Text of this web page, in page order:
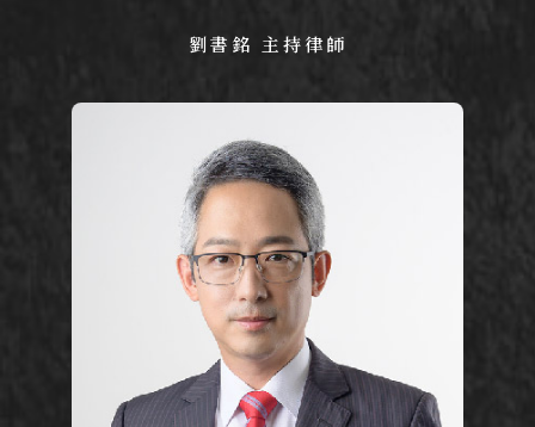
劉書銘 主持律師